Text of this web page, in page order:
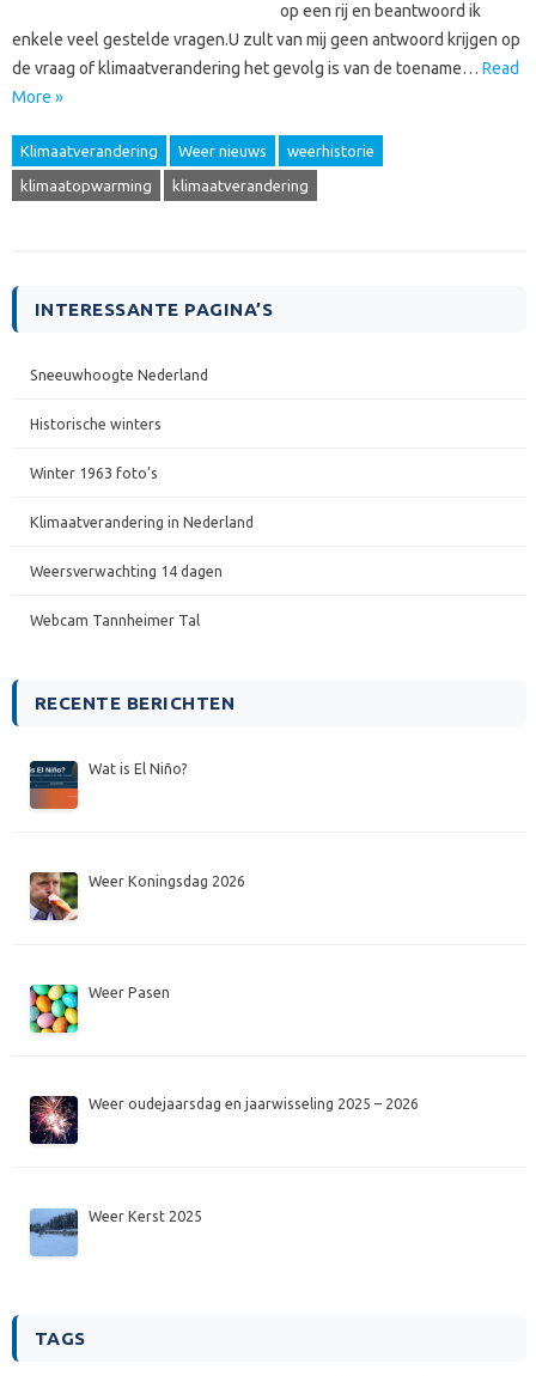
op een rij en beantwoord ik
enkele veel gestelde vragen.U zult van mij geen antwoord krijgen op
de vraag of klimaatverandering het gevolg is van de toename… Read
More »
Klimaatverandering Weer nieuws weerhistorie
klimaatopwarming klimaatverandering
INTERESSANTE PAGINA’S
Sneeuwhoogte Nederland
Historische winters
Winter 1963 foto’s
Klimaatverandering in Nederland
Weersverwachting 14 dagen
Webcam Tannheimer Tal
RECENTE BERICHTEN
Wat is El Niño?
Weer Koningsdag 2026
Weer Pasen
Weer oudejaarsdag en jaarwisseling 2025 – 2026
Weer Kerst 2025
TAGS